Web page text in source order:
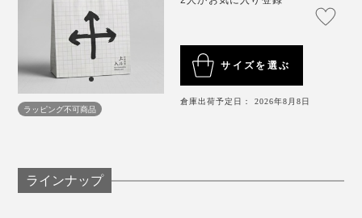
ラッピング不可商品
サイズを選ぶ
倉庫出荷予定日： 2026年8月8日
ラインナップ